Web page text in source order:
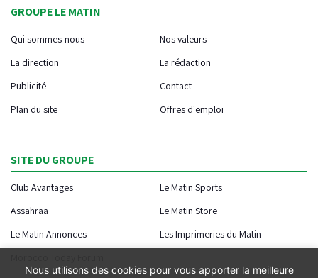
GROUPE LE MATIN
Qui sommes-nous
Nos valeurs
La direction
La rédaction
Publicité
Contact
Plan du site
Offres d'emploi
SITE DU GROUPE
Club Avantages
Le Matin Sports
Assahraa
Le Matin Store
Le Matin Annonces
Les Imprimeries du Matin
Nous utilisons des cookies pour vous apporter la meilleure